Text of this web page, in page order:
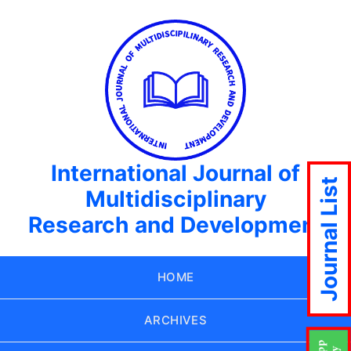
International Journal of
Multidisciplinary
Research and Development
HOME
ARCHIVES
Journal List